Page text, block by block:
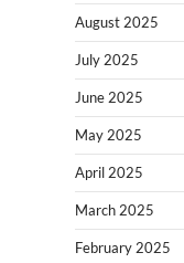
August 2025
July 2025
June 2025
May 2025
April 2025
March 2025
February 2025